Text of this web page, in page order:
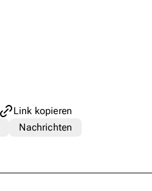
Link kopieren
Nachrichten